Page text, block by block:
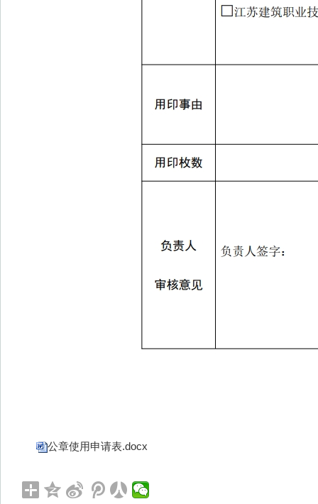
公章使用申请表.docx